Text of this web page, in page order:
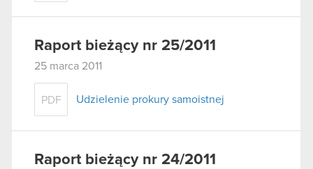
Raport bieżący nr 25/2011
25 marca 2011
PDF Udzielenie prokury samoistnej
Raport bieżący nr 24/2011